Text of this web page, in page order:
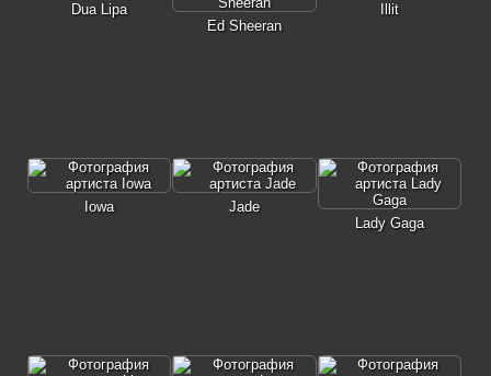
Dua Lipa
Ed Sheeran
Illit
Iowa
Jade
Lady Gaga